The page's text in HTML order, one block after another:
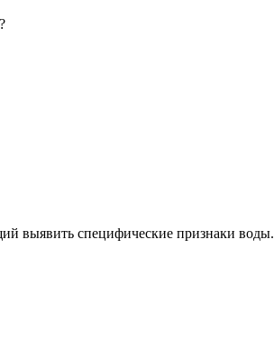
выявить специфические признаки воды.